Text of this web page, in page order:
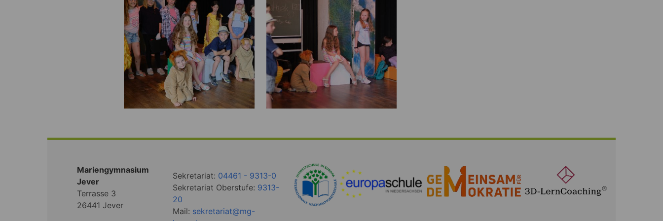
Mariengymnasium
Jever
Terrasse 3
26441 Jever
Sekretariat: 04461 - 9313-0
Sekretariat Oberstufe: 9313-
20
Mail: sekretariat@mg-